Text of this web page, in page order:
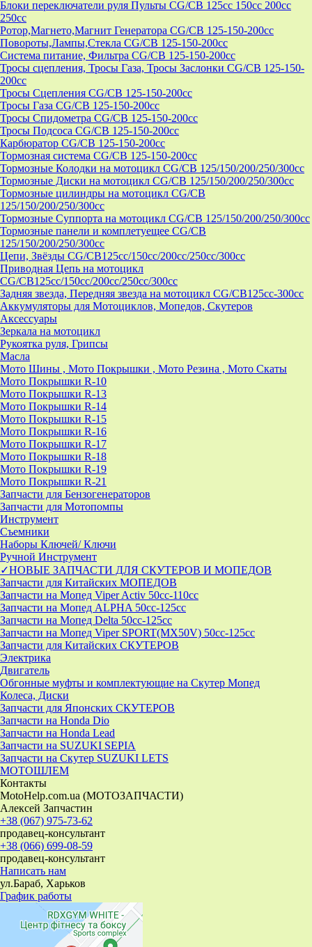
Блоки переключатели руля Пульты CG/CB 125cc 150cc 200cc
250cc
Ротор,Магнето,Магнит Генератора CG/CB 125-150-200cc
Повороты,Лампы,Стекла CG/CB 125-150-200cc
Система питание, Фильтра CG/CB 125-150-200cc
Тросы сцепления, Тросы Газа, Тросы Заслонки CG/CB 125-150-
200cc
Тросы Сцепления CG/CB 125-150-200cc
Тросы Газа CG/CB 125-150-200cc
Тросы Спидометра CG/CB 125-150-200cc
Тросы Подсоса CG/CB 125-150-200cc
Карбюратор CG/CB 125-150-200cc
Тормозная система CG/CB 125-150-200cc
Тормозные Колодки на мотоцикл CG/CB 125/150/200/250/300cc
Тормозные Диски на мотоцикл CG/CB 125/150/200/250/300cc
Тормозные цилиндры на мотоцикл CG/CB
125/150/200/250/300cc
Тормозные Суппорта на мотоцикл CG/CB 125/150/200/250/300cc
Тормозные панели и комплетуещее CG/CB
125/150/200/250/300cc
Цепи, Звёзды CG/CB125cc/150cc/200cc/250cc/300cc
Приводная Цепь на мотоцикл
CG/CB125cc/150cc/200cc/250cc/300cc
Задняя звезда, Передняя звезда на мотоцикл CG/CB125cc-300сс
Аккумуляторы для Мотоциклов, Мопедов, Скутеров
Аксессуары
Зеркала на мотоцикл
Рукоятка руля, Грипсы
Масла
Мото Шины , Мото Покрышки , Мото Резина , Мото Скаты
Мото Покрышки R-10
Мото Покрышки R-13
Мото Покрышки R-14
Мото Покрышки R-15
Мото Покрышки R-16
Мото Покрышки R-17
Мото Покрышки R-18
Мото Покрышки R-19
Мото Покрышки R-21
Запчасти для Бензогенераторов
Запчасти для Мотопомпы
Инструмент
Съемники
Наборы Ключей/ Ключи
Ручной Инструмент
✓НОВЫЕ ЗАПЧАСТИ ДЛЯ СКУТЕРОВ И МОПЕДОВ
Запчасти для Китайских МОПЕДОВ
Запчасти на Мопед Viper Activ 50cc-110cc
Запчасти на Мопед ALPHA 50cc-125cc
Запчасти на Мопед Delta 50cc-125cc
Запчасти на Мопед Viper SPORT(MX50V) 50cc-125cc
Запчасти для Китайских СКУТЕРОВ
Электрика
Двигатель
Обгонные муфты и комплектующие на Скутер Мопед
Колеса, Диски
Запчасти для Японских СКУТЕРОВ
Запчасти на Honda Dio
Запчасти на Honda Lead
Запчасти на SUZUKI SEPIA
Запчасти на Скутер SUZUKI LETS
МОТОШЛЕМ
Контакты
MotoHelp.com.ua (МОТОЗАПЧАСТИ)
Алексей Запчастин
+38 (067) 975-73-62
продавец-консультант
+38 (066) 699-08-59
продавец-консультант
Написать нам
ул.Бараб, Харьков
График работы